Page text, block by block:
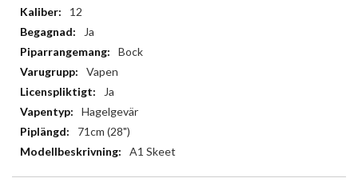
12
Ja
Bock
Vapen
Ja
Hagelgevär
71cm (28")
A1 Skeet